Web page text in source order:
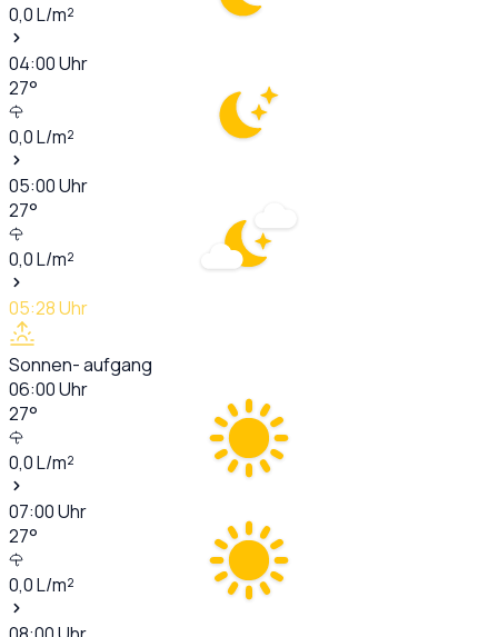
0,0L/m²
04:00Uhr
27°
0,0L/m²
05:00Uhr
27°
0,0L/m²
05:28Uhr
Sonnen- aufgang
06:00Uhr
27°
0,0L/m²
07:00Uhr
27°
0,0L/m²